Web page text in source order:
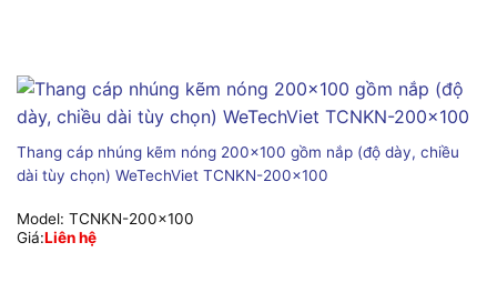
Thang cáp nhúng kẽm nóng 200×100 gồm nắp (độ dày, chiều
dài tùy chọn) WeTechViet TCNKN-200×100
Model: TCNKN-200x100
Giá:Liên hệ